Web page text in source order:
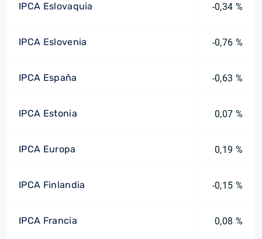
IPCA Eslovaquia -0,34 %
IPCA Eslovenia -0,76 %
IPCA España -0,63 %
IPCA Estonia 0,07 %
IPCA Europa 0,19 %
IPCA Finlandia -0,15 %
IPCA Francia 0,08 %